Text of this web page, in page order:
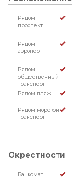
Рядом
проспект
Рядом
аэропорт
Рядом
общественный
транспорт
Рядом пляж
Рядом морской
транспорт
Окрестности
Банкомат